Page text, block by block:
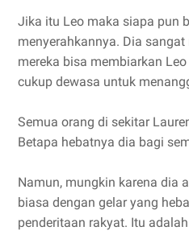
Jika itu Leo maka siapa pun
menyerahkannya. Dia
mereka bisa membiarkan
cukup dewasa untuk
Semua orang di sekitar
Betapa hebatnya dia bagi
Namun, mungkin karena dia
biasa dengan gelar yang
penderitaan rakyat. Itu